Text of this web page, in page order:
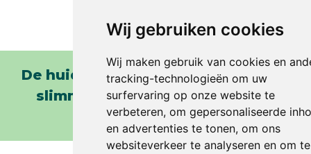
Wij gebruiken cookies
Wij maken gebruik van cookies en
tracking-technologieën om uw
surfervaring op onze website te
verbeteren, om gepersonaliseerde
en advertenties te tonen, om ons
websiteverkeer te analyseren en om te
De huidige arbeidsmarkt vraagt om
slimme personeelsoplossingen.
Wij helpen daarbij!